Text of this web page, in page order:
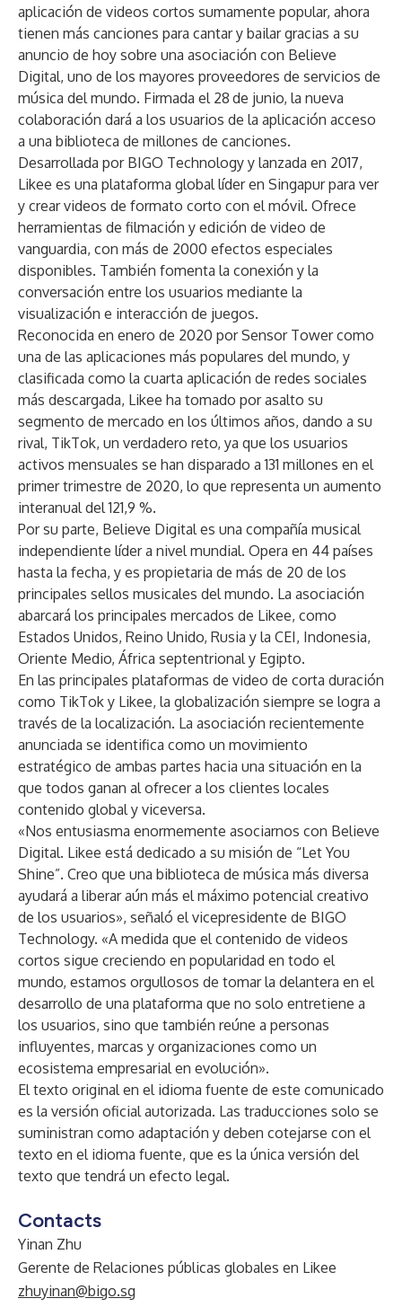
aplicación de videos cortos sumamente popular, ahora
tienen más canciones para cantar y bailar gracias a su
anuncio de hoy sobre una asociación con Believe
Digital, uno de los mayores proveedores de servicios de
música del mundo. Firmada el 28 de junio, la nueva
colaboración dará a los usuarios de la aplicación acceso
a una biblioteca de millones de canciones.
Desarrollada por BIGO Technology y lanzada en 2017,
Likee es una plataforma global líder en Singapur para ver
y crear videos de formato corto con el móvil. Ofrece
herramientas de filmación y edición de video de
vanguardia, con más de 2000 efectos especiales
disponibles. También fomenta la conexión y la
conversación entre los usuarios mediante la
visualización e interacción de juegos.
Reconocida en enero de 2020 por Sensor Tower como
una de las aplicaciones más populares del mundo, y
clasificada como la cuarta aplicación de redes sociales
más descargada, Likee ha tomado por asalto su
segmento de mercado en los últimos años, dando a su
rival, TikTok, un verdadero reto, ya que los usuarios
activos mensuales se han disparado a 131 millones en el
primer trimestre de 2020, lo que representa un aumento
interanual del 121,9 %.
Por su parte, Believe Digital es una compañía musical
independiente líder a nivel mundial. Opera en 44 países
hasta la fecha, y es propietaria de más de 20 de los
principales sellos musicales del mundo. La asociación
abarcará los principales mercados de Likee, como
Estados Unidos, Reino Unido, Rusia y la CEI, Indonesia,
Oriente Medio, África septentrional y Egipto.
En las principales plataformas de video de corta duración
como TikTok y Likee, la globalización siempre se logra a
través de la localización. La asociación recientemente
anunciada se identifica como un movimiento
estratégico de ambas partes hacia una situación en la
que todos ganan al ofrecer a los clientes locales
contenido global y viceversa.
«Nos entusiasma enormemente asociarnos con Believe
Digital. Likee está dedicado a su misión de “Let You
Shine”. Creo que una biblioteca de música más diversa
ayudará a liberar aún más el máximo potencial creativo
de los usuarios», señaló el vicepresidente de BIGO
Technology. «A medida que el contenido de videos
cortos sigue creciendo en popularidad en todo el
mundo, estamos orgullosos de tomar la delantera en el
desarrollo de una plataforma que no solo entretiene a
los usuarios, sino que también reúne a personas
influyentes, marcas y organizaciones como un
ecosistema empresarial en evolución».
El texto original en el idioma fuente de este comunicado
es la versión oficial autorizada. Las traducciones solo se
suministran como adaptación y deben cotejarse con el
texto en el idioma fuente, que es la única versión del
texto que tendrá un efecto legal.
Contacts
Yinan Zhu
Gerente de Relaciones públicas globales en Likee
zhuyinan@bigo.sg